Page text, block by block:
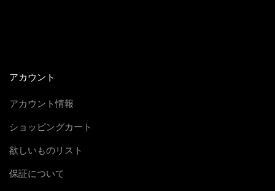
アカウント
アカウント情報
ショッピングカート
欲しいものリスト
保証について